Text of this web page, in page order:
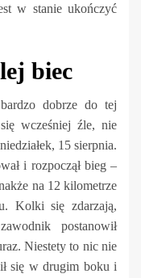
w stanie ukończyć
biec
dobrze do tej
wcześniej źle, nie
15 sierpnia.
i rozpoczął bieg –
na 12 kilometrze
Kolki się zdarzają,
postanowił
Niestety to nic nie
się w drugim boku i